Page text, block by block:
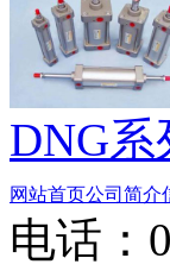
DNG
网站首页公司简介
电话：